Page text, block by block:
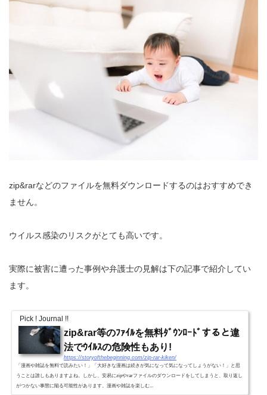
zip&rarなどのファイルを無料ダウンロードするのはおすすめでき
ません。
ウイルス感染のリスクがとても高いです。
実際に被害に遭った事例や弁護士の見解は下の記事で紹介してい
ます。
Pick ! Journal !!
zip&rar等のﾌｧｲﾙを無料ﾀﾞｳﾝﾛｰﾄﾞすると違
法でｳｲﾙｽの危険性もあり!
https://storyofthebeginning.com/zip-rar-kiken/
「漫画や雑誌を無料で読みたい！」「大好きな漫画は続きが気になって気になってしょうがない！」と思
うことは誰しもありますよね。しかし、安易にzipやrarファイルのダウンロードをしてしまうと、取り返し
がつかない事態に陥る可能性があります。漫画や雑誌を楽しむ...